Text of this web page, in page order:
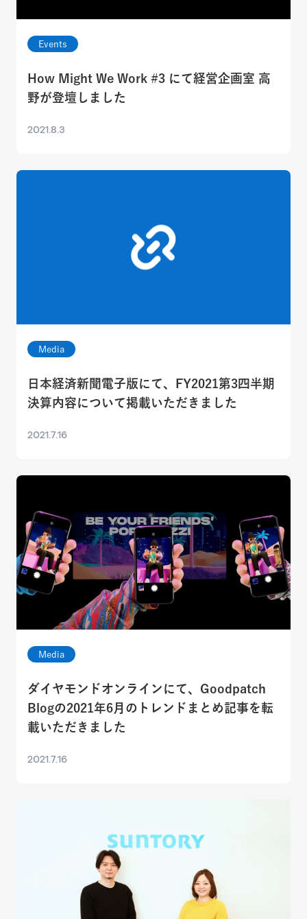
Events
How Might We Work #3 にて経営企画室 高
野が登壇しました
2021.8.3
Media
日本経済新聞電子版にて、FY2021第3四半期
決算内容について掲載いただきました
2021.7.16
Media
ダイヤモンドオンラインにて、Goodpatch
Blogの2021年6月のトレンドまとめ記事を転
載いただきました
2021.7.16